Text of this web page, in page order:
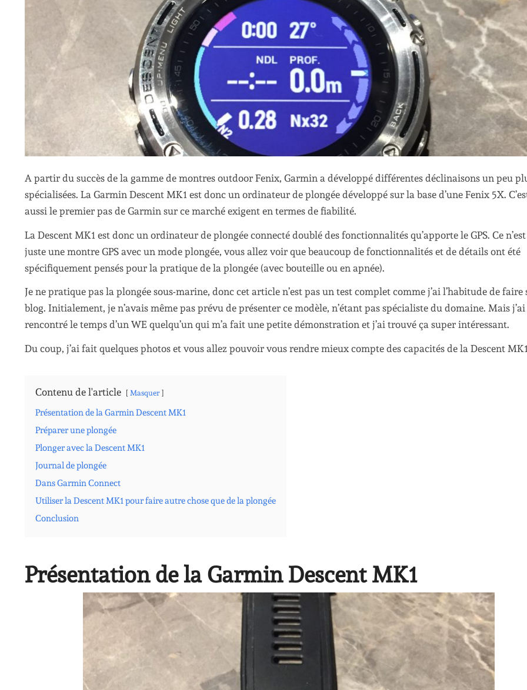
A partir du succès de la gamme de montres outdoor Fenix, Garmin a développé différentes déclinaisons un peu
spécialisées. La Garmin Descent MK1 est donc un ordinateur de plongée développé sur la base d’une Fenix 5X.
aussi le premier pas de Garmin sur ce marché exigent en termes de fiabilité.
La Descent MK1 est donc un ordinateur de plongée connecté doublé des fonctionnalités qu’apporte le GPS. Ce
juste une montre GPS avec un mode plongée, vous allez voir que beaucoup de fonctionnalités et de détails ont été
spécifiquement pensés pour la pratique de la plongée (avec bouteille ou en apnée).
Je ne pratique pas la plongée sous-marine, donc cet article n’est pas un test complet comme j’ai l’habitude de faire
blog. Initialement, je n’avais même pas prévu de présenter ce modèle, n’étant pas spécialiste du domaine. Mais j’ai
rencontré le temps d’un WE quelqu’un qui m’a fait une petite démonstration et j’ai trouvé ça super intéressant.
Du coup, j’ai fait quelques photos et vous allez pouvoir vous rendre mieux compte des capacités de la Descent
Contenu de l'article Masquer
Présentation de la Garmin Descent MK1
Préparer une plongée
Plonger avec la Descent MK1
Journal de plongée
Dans Garmin Connect
Utiliser la Descent MK1 pour faire autre chose que de la plongée
Conclusion
Présentation de la Garmin Descent MK1